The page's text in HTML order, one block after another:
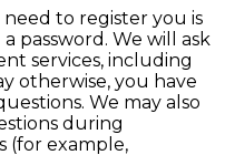
to register you is
password. We will ask
services, including
otherwise, you have
We may also
during
(for example,